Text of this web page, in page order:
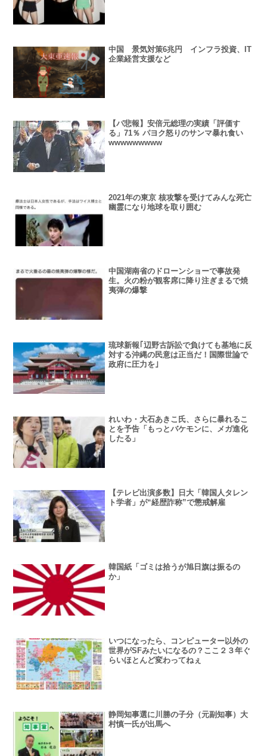
中国 景気対策6兆円 インフラ投資、IT
企業経営支援など
【パ悲報】安倍元総理の実績「評価す
る」71％ パヨク怒りのサンマ暴れ食い
wwwwwwwww
2021年の東京 核攻撃を受けてみんな死亡
幽霊になり地球を取り囲む
中国湖南省のドローンショーで事故発
生。火の粉が観客席に降り注ぎまるで焼
夷弾の爆撃
琉球新報｢辺野古訴訟で負けても基地に反
対する沖縄の民意は正当だ！国際世論で
政府に圧力を｣
れいわ・大石あきこ氏、さらに暴れるこ
とを予告「もっとバケモンに、メガ進化
したる」
【テレビ出演多数】日大「韓国人タレン
ト学者」が“経歴詐称”で懲戒解雇
韓国紙「ゴミは拾うが旭日旗は振るの
か」
いつになったら、コンピューター以外の
世界がSFみたいになるの？ここ２３年ぐ
らいほとんど変わってねぇ
静岡知事選に川勝の子分（元副知事）大
村慎一氏が出馬へ